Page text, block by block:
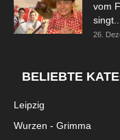
vom
26.
BELIEBTE
Leipzig
Wurzen - Grimma